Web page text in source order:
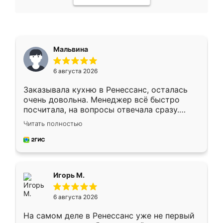
Мальвина
6 августа 2026
Заказывала кухню в Ренессанс, осталась
очень довольна. Менеджер всё быстро
посчитала, на вопросы отвечала сразу.
Замерщик приехал в субботу, подошёл к
делу со всей ответственностью. Собрали
за день, ребята работали аккуратно, даже
Читать полностью
Игорь М.
6 августа 2026
На самом деле в Ренессанс уже не первый